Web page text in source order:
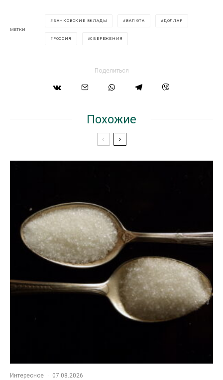
МЕТКИ
БАНКОВСКИЕ ВКЛАДЫ ВАЛЮТА ДОЛЛАР
РОССИЯ СБЕРЕЖЕНИЯ
Поделиться
Похожие
Интересное · 07.08.2026